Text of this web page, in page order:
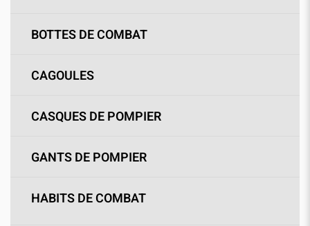
BOTTES DE COMBAT
CAGOULES
CASQUES DE POMPIER
GANTS DE POMPIER
HABITS DE COMBAT